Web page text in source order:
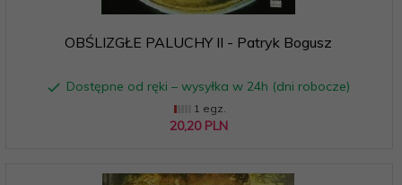
OBŚLIZGŁE PALUCHY II - Patryk Bogusz
Dostępne od ręki – wysyłka w 24h (dni robocze)
1 egz.
20,20 PLN